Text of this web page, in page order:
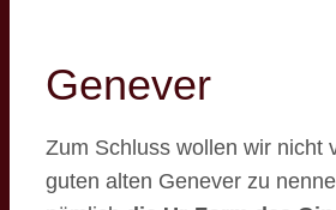
Genever
Zum Schluss wollen wir nicht
guten alten Genever zu